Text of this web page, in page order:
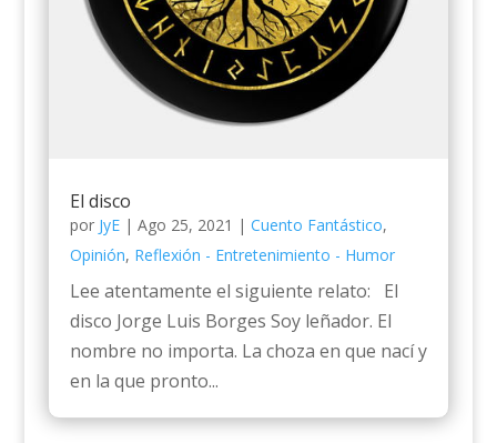
El disco
por JyE| Ago 25, 2021 | Cuento Fantástico,
Opinión, Reflexión - Entretenimiento - Humor
Lee atentamente el siguiente relato: El
disco Jorge Luis Borges Soy leñador. El
nombre no importa. La choza en que nací y
en la que pronto...